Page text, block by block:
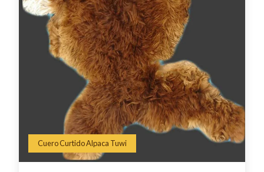
Cuero Curtido Alpaca Tuwi